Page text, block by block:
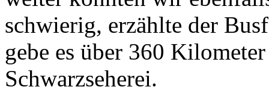
schwierig, erzählte der
gebe es über 360
Schwarzseherei.